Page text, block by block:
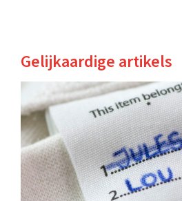
Gelijkaardige artikels